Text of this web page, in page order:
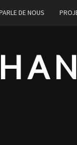
DE NOUS